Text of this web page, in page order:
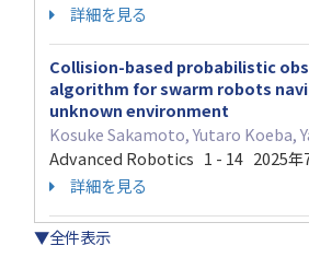
詳細を見る
Collision-based probabilistic
algorithm for swarm robots
unknown environment
Kosuke Sakamoto, Yutaro Koeba,
Advanced Robotics 1 - 14 2025年
詳細を見る
▼全件表示